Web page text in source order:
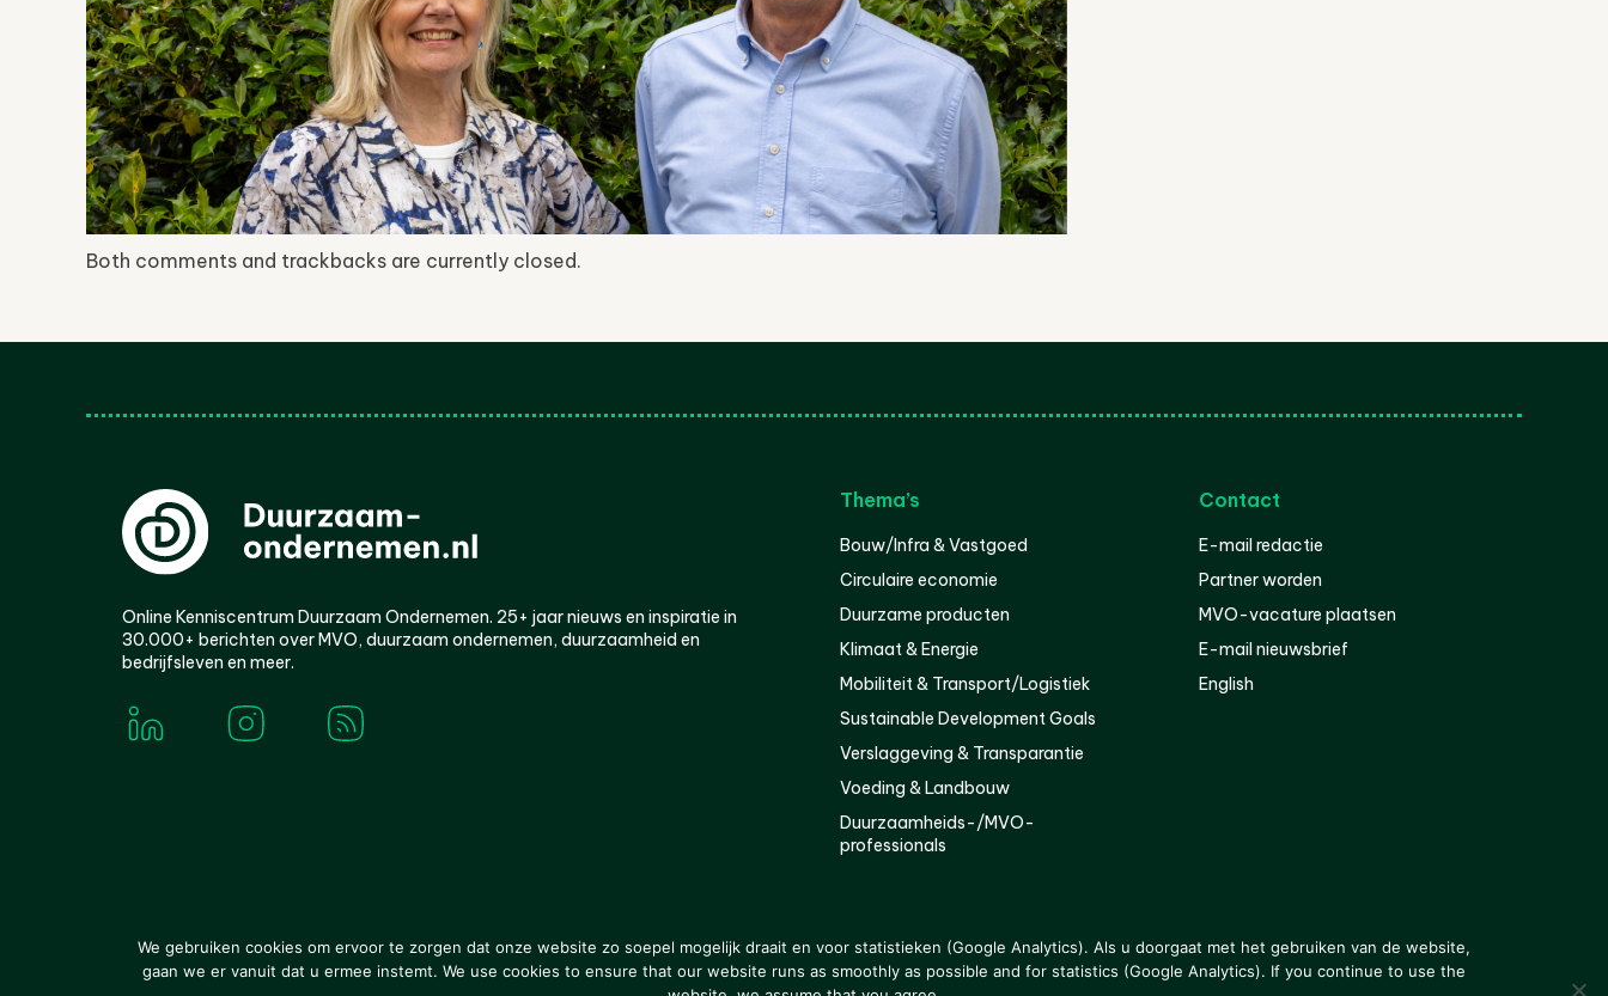
Both comments and trackbacks are currently closed.
Online Kenniscentrum Duurzaam Ondernemen. 25+ jaar nieuws en inspiratie in
30.000+ berichten over MVO, duurzaam ondernemen, duurzaamheid en
bedrijfsleven en meer.
Thema’s
Bouw/Infra & Vastgoed
Circulaire economie
Duurzame producten
Klimaat & Energie
Mobiliteit & Transport/Logistiek
Sustainable Development Goals
Verslaggeving & Transparantie
Voeding & Landbouw
Duurzaamheids-/MVO-
professionals
Contact
E-mail redactie
Partner worden
MVO-vacature plaatsen
E-mail nieuwsbrief
English
© 2000-2026 Van der Molen EIS Colofon Disclaimer Privacy
We gebruiken cookies om ervoor te zorgen dat onze website zo soepel mogelijk draait en voor statistieken (Google Analytics). Als u doorgaat met het gebruiken van de website,
gaan we er vanuit dat u ermee instemt. We use cookies to ensure that our website runs as smoothly as possible and for statistics (Google Analytics). If you continue to use the